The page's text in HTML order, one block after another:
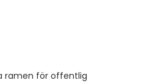
ramen för offentlig